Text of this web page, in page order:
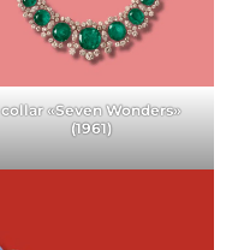
collar «Seven Wonders»
(1961)